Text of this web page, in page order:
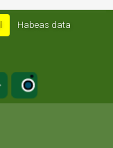
Habeas data